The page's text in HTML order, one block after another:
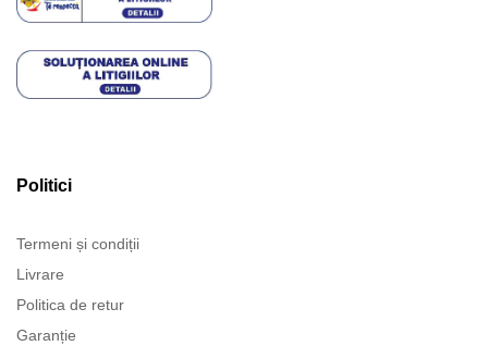
Politici
Termeni și condiții
Livrare
Politica de retur
Garanție